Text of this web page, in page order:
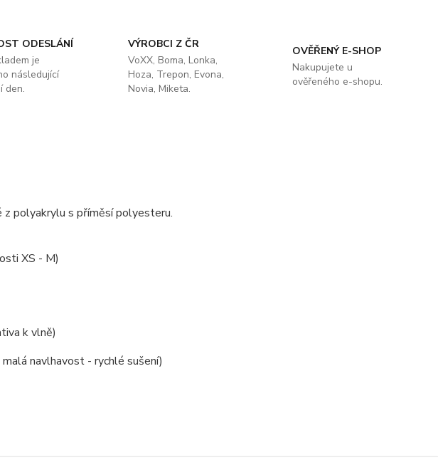
ODESLÁNÍ
je
následující
den.
VÝROBCI Z ČR
VoXX, Boma, Lonka,
Hoza, Trepon, Evona,
Novia, Miketa.
OVĚŘENÝ E-SHOP
Nakupujete u
ověřeného e-shopu.
z polyakrylu s příměsí polyesteru.
XS - M)
k vlně)
navlhavost - rychlé sušení)